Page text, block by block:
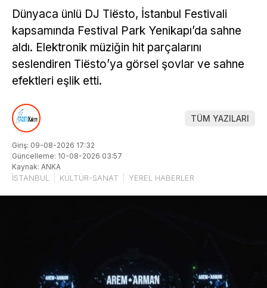
Dünyaca ünlü DJ Tiësto, İstanbul Festivali
kapsamında Festival Park Yenikapı’da sahne
aldı. Elektronik müziğin hit parçalarını
seslendiren Tiësto’ya görsel şovlar ve sahne
efektleri eşlik etti.
TÜM YAZILARI
Giriş: 09-08-2026 17:32
Güncelleme: 10-08-2026 03:57
Kaynak: ANKA
İSTANBUL KÜLTÜR-SANAT YEREL HABERLER